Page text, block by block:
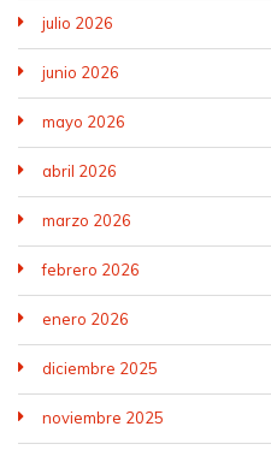
julio 2026
junio 2026
mayo 2026
abril 2026
marzo 2026
febrero 2026
enero 2026
diciembre 2025
noviembre 2025